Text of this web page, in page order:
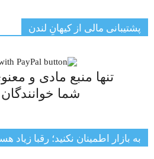
پشتیبانی مالی از کیهانِ لندن
تنها منبع مادی و
شما
به بازار اطمینان نکنید؛ رقبا زیاد